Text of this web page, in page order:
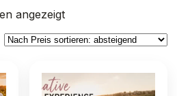
angezeigtNach
Preis
sortiert: